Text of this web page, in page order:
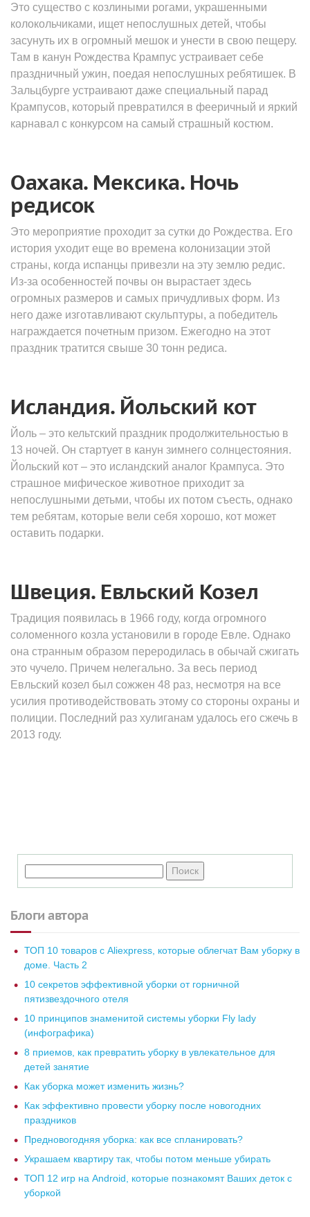
Это существо с козлиными рогами, украшенными
колокольчиками, ищет непослушных детей, чтобы
засунуть их в огромный мешок и унести в свою пещеру.
Там в канун Рождества Крампус устраивает себе
праздничный ужин, поедая непослушных ребятишек. В
Зальцбурге устраивают даже специальный парад
Крампусов, который превратился в фееричный и яркий
карнавал с конкурсом на самый страшный костюм.
Оахака. Мексика. Ночь
редисок
Это мероприятие проходит за сутки до Рождества. Его
история уходит еще во времена колонизации этой
страны, когда испанцы привезли на эту землю редис.
Из-за особенностей почвы он вырастает здесь
огромных размеров и самых причудливых форм. Из
него даже изготавливают скульптуры, а победитель
награждается почетным призом. Ежегодно на этот
праздник тратится свыше 30 тонн редиса.
Исландия. Йольский кот
Йоль – это кельтский праздник продолжительностью в
13 ночей. Он стартует в канун зимнего солнцестояния.
Йольский кот – это исландский аналог Крампуса. Это
страшное мифическое животное приходит за
непослушными детьми, чтобы их потом съесть, однако
тем ребятам, которые вели себя хорошо, кот может
оставить подарки.
Швеция. Евльский Козел
Традиция появилась в 1966 году, когда огромного
соломенного козла установили в городе Евле. Однако
она странным образом переродилась в обычай сжигать
это чучело. Причем нелегально. За весь период
Евльский козел был сожжен 48 раз, несмотря на все
усилия противодействовать этому со стороны охраны и
полиции. Последний раз хулиганам удалось его сжечь в
2013 году.
Блоги автора
ТОП 10 товаров с Aliexpress, которые облегчат Вам уборку в
доме. Часть 2
10 секретов эффективной уборки от горничной
пятизвездочного отеля
10 принципов знаменитой системы уборки Fly lady
(инфографика)
8 приемов, как превратить уборку в увлекательное для
детей занятие
Как уборка может изменить жизнь?
Как эффективно провести уборку после новогодних
праздников
Предновогодняя уборка: как все спланировать?
Украшаем квартиру так, чтобы потом меньше убирать
ТОП 12 игр на Android, которые познакомят Ваших деток с
уборкой